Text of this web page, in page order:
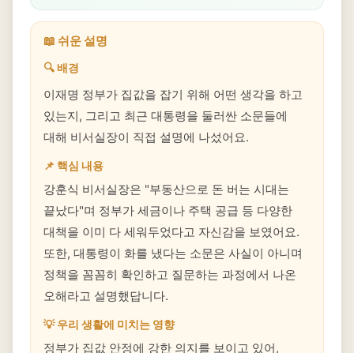
📖 쉬운 설명
🔍 배경
이재명 정부가 집값을 잡기 위해 어떤 생각을 하고
있는지, 그리고 최근 대통령을 둘러싼 소문들에
대해 비서실장이 직접 설명에 나섰어요.
📌 핵심 내용
강훈식 비서실장은 "부동산으로 돈 버는 시대는
끝났다"며 정부가 세금이나 주택 공급 등 다양한
대책을 이미 다 세워두었다고 자신감을 보였어요.
또한, 대통령이 화를 냈다는 소문은 사실이 아니며
정책을 꼼꼼히 확인하고 질문하는 과정에서 나온
오해라고 설명했답니다.
💡 우리 생활에 미치는 영향
정부가 집값 안정에 강한 의지를 보이고 있어,